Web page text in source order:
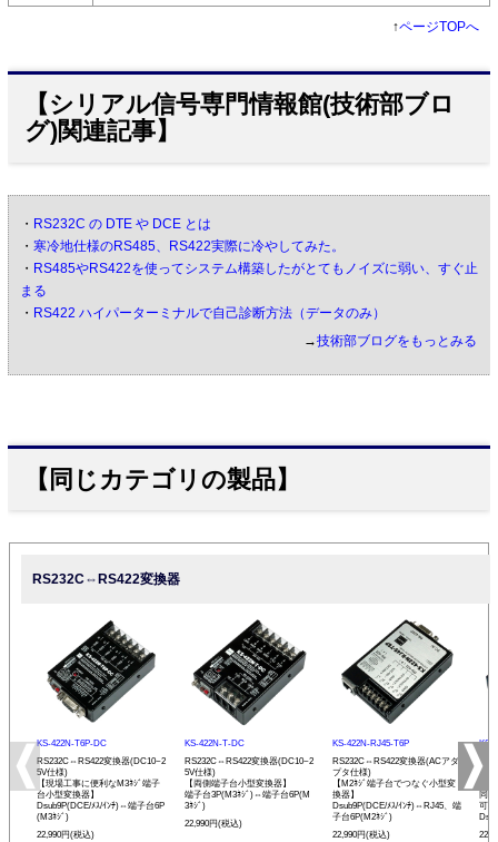
↑ページTOPへ
【シリアル信号専門情報館(技術部ブロ
グ)関連記事】
・ RS232C の DTE や DCE とは
・ 寒冷地仕様のRS485、RS422実際に冷やしてみた。
・ RS485やRS422を使ってシステム構築したがとてもノイズに弱い、すぐ止
まる
・ RS422 ハイパーターミナルで自己診断方法（データのみ）
→技術部ブログをもっとみる
【同じカテゴリの製品】
RS232C⇔RS422変換器
KS-422N-T6P-DC
RS232C⇔RS422変換器(DC10~2
5V仕様)
【現場工事に便利なM3ﾈｼﾞ端子
台小型変換器】
Dsub9P(DCE/ﾒｽ/ｲﾝﾁ)⇔端子台6P
(M3ﾈｼﾞ)
22,990円(税込)
KS-422N-T-DC
RS232C⇔RS422変換器(DC10~2
5V仕様)
【両側端子台小型変換器】
端子台3P(M3ﾈｼﾞ)⇔端子台6P(M
3ﾈｼﾞ)
22,990円(税込)
KS-422N-RJ45-T6P
RS232C⇔RS422変換器(ACアダ
プタ仕様)
【M2ﾈｼﾞ端子台でつなぐ小型変
換器】
Dsub9P(DCE/ﾒｽ/ｲﾝﾁ)⇔RJ45、端
子台6P(M2ﾈｼﾞ)
22,990円(税込)
KS-
プ
同
可